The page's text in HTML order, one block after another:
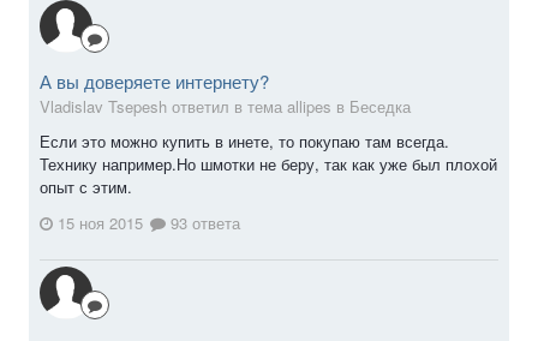
А вы доверяете интернету?
Vladislav Tsepesh ответил в тема allipes в Беседка
Если это можно купить в инете, то покупаю там всегда.
Технику например.Но шмотки не беру, так как уже был плохой
опыт с этим.
15 ноя 2015
93 ответа